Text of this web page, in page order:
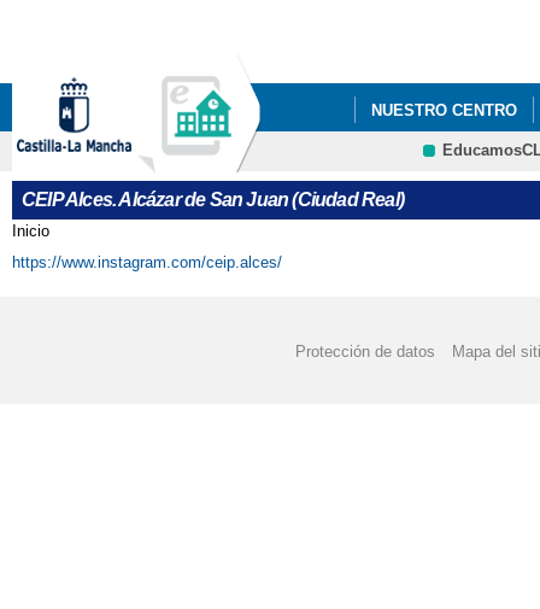
NUESTRO CENTRO
BECAS DE LIBROS
FACEBOOK-
CEIP Alces. Alcázar de San Juan (Ciudad Real)
Se encuentra usted aquí
Inicio
https://www.instagram.com/ceip.alces/
Protección de datos Mapa del